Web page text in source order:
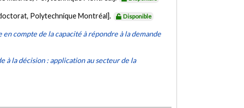
Polytechnique Montréal]. Disponible
compte de la capacité à répondre à la demande
à la décision : application au secteur de la